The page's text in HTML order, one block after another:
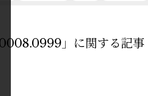
」に関する記事